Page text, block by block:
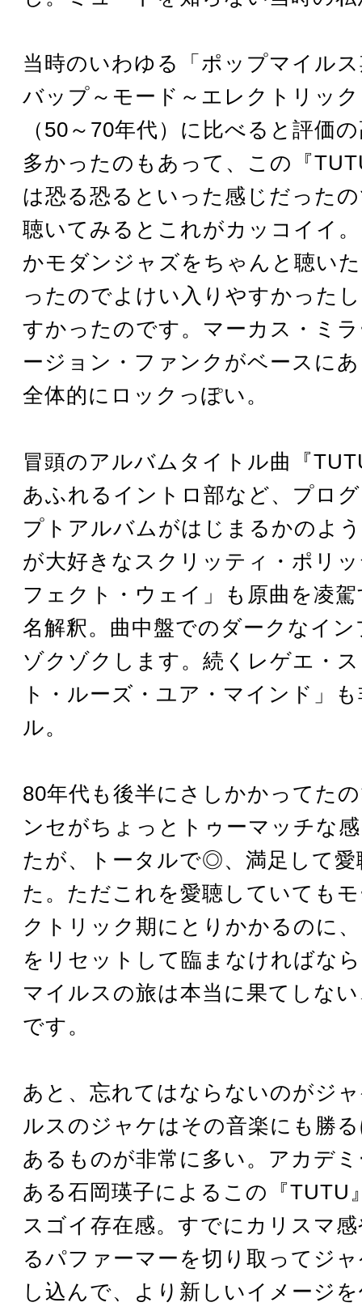
当時のいわゆる「ポップマイル
バップ～モード～エレクトリッ
（50～70年代）に比べると評価
多かったのもあって、この『
は恐る恐るといった感じだった
聴いてみるとこれがカッコイイ
かモダンジャズをちゃんと聴い
ったのでよけい入りやすかった
すかったのです。マーカス・ミ
ージョン・ファンクがベースに
全体的にロックっぽい。
冒頭のアルバムタイトル曲『
あふれるイントロ部など、プロ
プトアルバムがはじまるかのよ
が大好きなスクリッティ・ポリ
フェクト・ウェイ」も原曲を凌
名解釈。曲中盤でのダークなイ
ゾクゾクします。続くレゲエ・
ト・ルーズ・ユア・マインド」
ル。
80年代も後半にさしかかってた
ンセがちょっとトゥーマッチな
たが、トータルで◎、満足して愛
た。ただこれを愛聴していても
クトリック期にとりかかるのに
をリセットして臨まなければな
マイルスの旅は本当に果てしな
です。
あと、忘れてはならないのがジ
ルスのジャケはその音楽にも勝
あるものが非常に多い。アカデ
ある石岡瑛子によるこの『TUTU
スゴイ存在感。すでにカリスマ
るパファーマーを切り取ってジ
し込んで、より新しいイメージ